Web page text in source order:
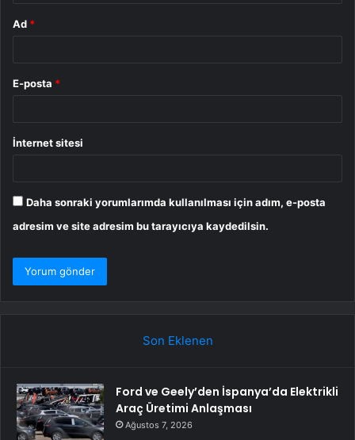
Ad *
E-posta *
İnternet sitesi
Daha sonraki yorumlarımda kullanılması için adım, e-posta
adresim ve site adresim bu tarayıcıya kaydedilsin.
Son Eklenen
Ford ve Geely’den İspanya’da Elektrikli
Araç Üretimi Anlaşması
Ağustos 7, 2026